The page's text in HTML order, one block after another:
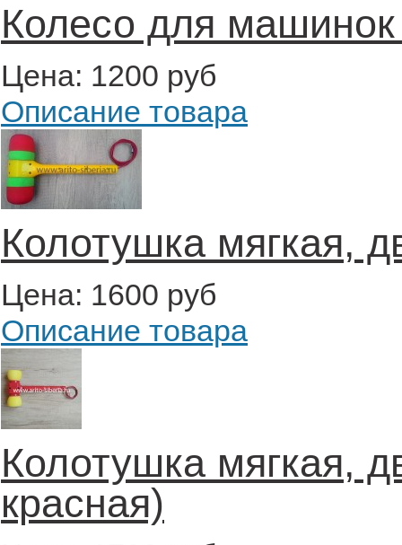
Колесо для машинок
Цена: 1200 руб
Описание товара
Колотушка мягкая,
Цена: 1600 руб
Описание товара
Колотушка мягкая,
красная)